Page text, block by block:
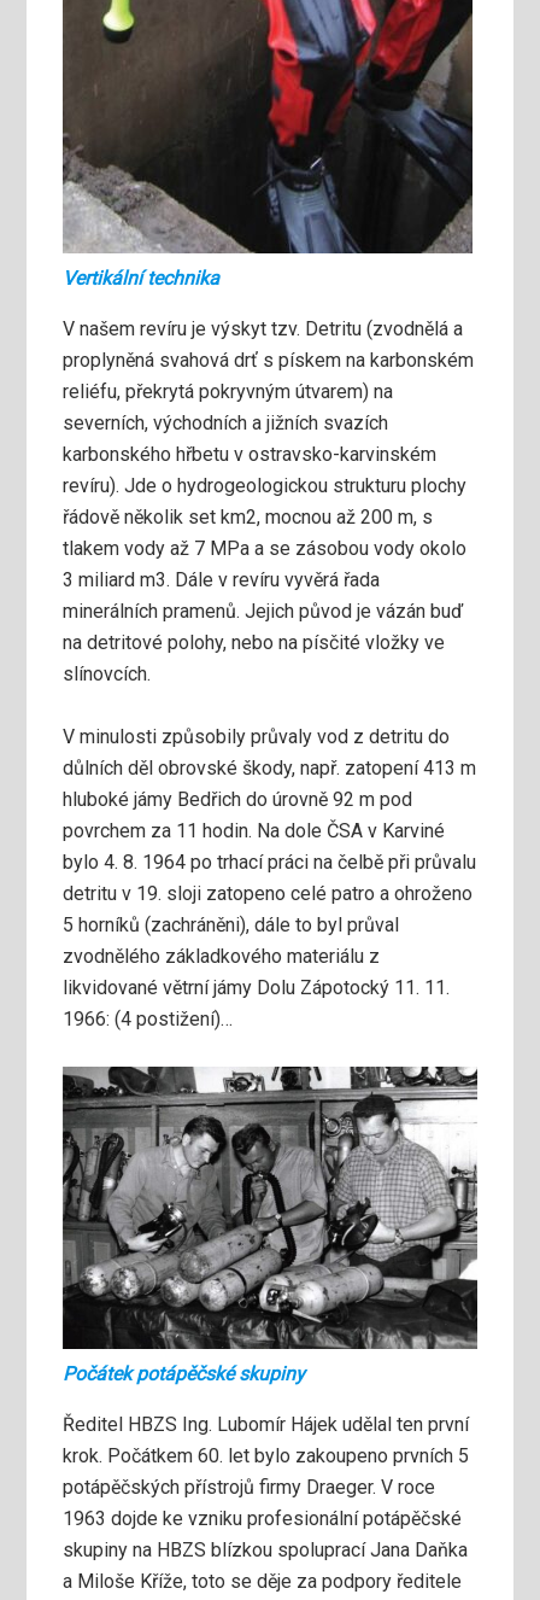
Vertikální technika
V našem revíru je výskyt tzv. Detritu (zvodnělá a
proplyněná svahová drť s pískem na karbonském
reliéfu, překrytá pokryvným útvarem) na
severních, východních a jižních svazích
karbonského hřbetu v ostravsko-karvinském
revíru). Jde o hydrogeologickou strukturu plochy
řádově několik set km2, mocnou až 200 m, s
tlakem vody až 7 MPa a se zásobou vody okolo
3 miliard m3. Dále v revíru vyvěrá řada
minerálních pramenů. Jejich původ je vázán buď
na detritové polohy, nebo na písčité vložky ve
slínovcích.
V minulosti způsobily průvaly vod z detritu do
důlních děl obrovské škody, např. zatopení 413 m
hluboké jámy Bedřich do úrovně 92 m pod
povrchem za 11 hodin. Na dole ČSA v Karviné
bylo 4. 8. 1964 po trhací práci na čelbě při průvalu
detritu v 19. sloji zatopeno celé patro a ohroženo
5 horníků (zachráněni), dále to byl průval
zvodnělého základkového materiálu z
likvidované větrní jámy Dolu Zápotocký 11. 11.
1966: (4 postižení)…
Počátek potápěčské skupiny
Ředitel HBZS Ing. Lubomír Hájek udělal ten první
krok. Počátkem 60. let bylo zakoupeno prvních 5
potápěčských přístrojů firmy Draeger. V roce
1963 dojde ke vzniku profesionální potápěčské
skupiny na HBZS blízkou spoluprací Jana Daňka
a Miloše Kříže, toto se děje za podpory ředitele